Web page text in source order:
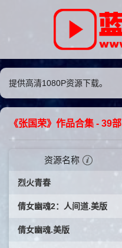
提供高清1080P资源下载。
《张国荣》作品合集 - 39部
资源名称
烈火青春
倩女幽魂2：人间道.美版
倩女幽魂.美版